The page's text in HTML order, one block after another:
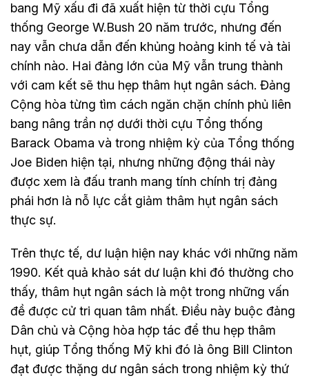
bang Mỹ xấu đi đã xuất hiện từ thời cựu Tổng
thống George W.Bush 20 năm trước, nhưng đến
nay vẫn chưa dẫn đến khủng hoảng kinh tế và tài
chính nào. Hai đảng lớn của Mỹ vẫn trung thành
với cam kết sẽ thu hẹp thâm hụt ngân sách. Đảng
Cộng hòa từng tìm cách ngăn chặn chính phủ liên
bang nâng trần nợ dưới thời cựu Tổng thống
Barack Obama và trong nhiệm kỳ của Tổng thống
Joe Biden hiện tại, nhưng những động thái này
được xem là đấu tranh mang tính chính trị đảng
phái hơn là nỗ lực cắt giảm thâm hụt ngân sách
thực sự.
Trên thực tế, dư luận hiện nay khác với những năm
1990. Kết quả khảo sát dư luận khi đó thường cho
thấy, thâm hụt ngân sách là một trong những vấn
đề được cử tri quan tâm nhất. Điều này buộc đảng
Dân chủ và Cộng hòa hợp tác để thu hẹp thâm
hụt, giúp Tổng thống Mỹ khi đó là ông Bill Clinton
đạt được thặng dư ngân sách trong nhiệm kỳ thứ